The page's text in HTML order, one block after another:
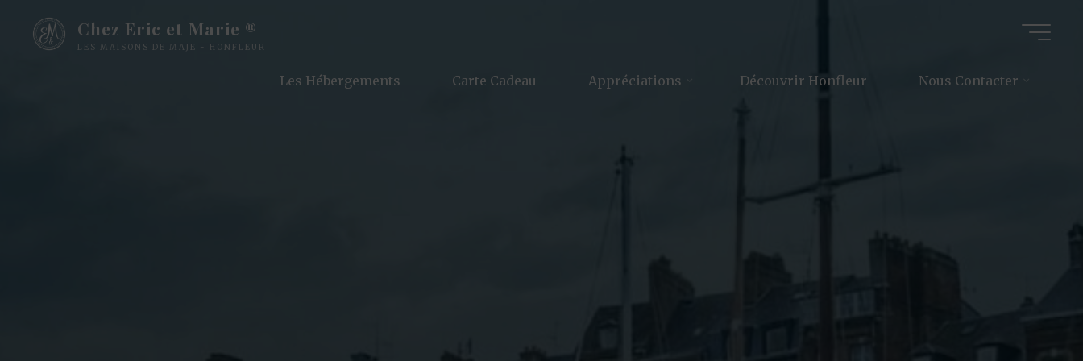
Chez Eric et Marie ®
LES MAISONS DE MAJE - HONFLEUR
Les Hébergements Carte Cadeau Appréciations Découvrir Honfleur Nous Contacter